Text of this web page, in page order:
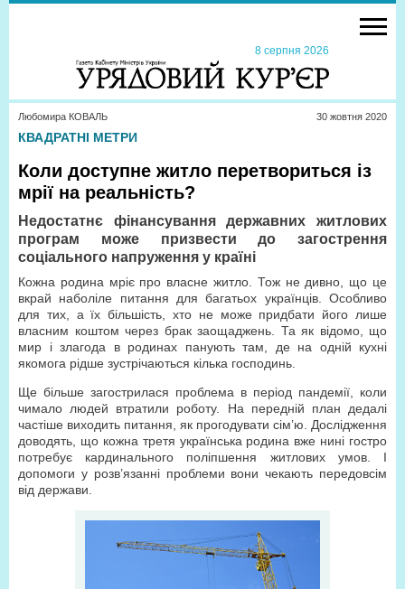
8 серпня 2026
Любомира КОВАЛЬ 30 жовтня 2020
КВАДРАТНІ МЕТРИ
Коли доступне житло перетвориться із
мрії на реальність?
Недостатнє фінансування державних житлових
програм може призвести до загострення
соціального напруження у країні
Кожна родина мріє про власне житло. Тож не дивно, що це
вкрай наболіле питання для багатьох українців. Особливо
для тих, а їх більшість, хто не може придбати його лише
власним коштом через брак заощаджень. Та як відомо, що
мир і злагода в родинах панують там, де на одній кухні
якомога рідше зустрічаються кілька господинь.
Ще більше загострилася проблема в період пандемії, коли
чимало людей втратили роботу. На передній план дедалі
частіше виходить питання, як прогодувати сім’ю. Дослідження
доводять, що кожна третя українська родина вже нині гостро
потребує кардинального поліпшення житлових умов. І
допомоги у розв’язанні проблеми вони чекають передовсім
від держави.